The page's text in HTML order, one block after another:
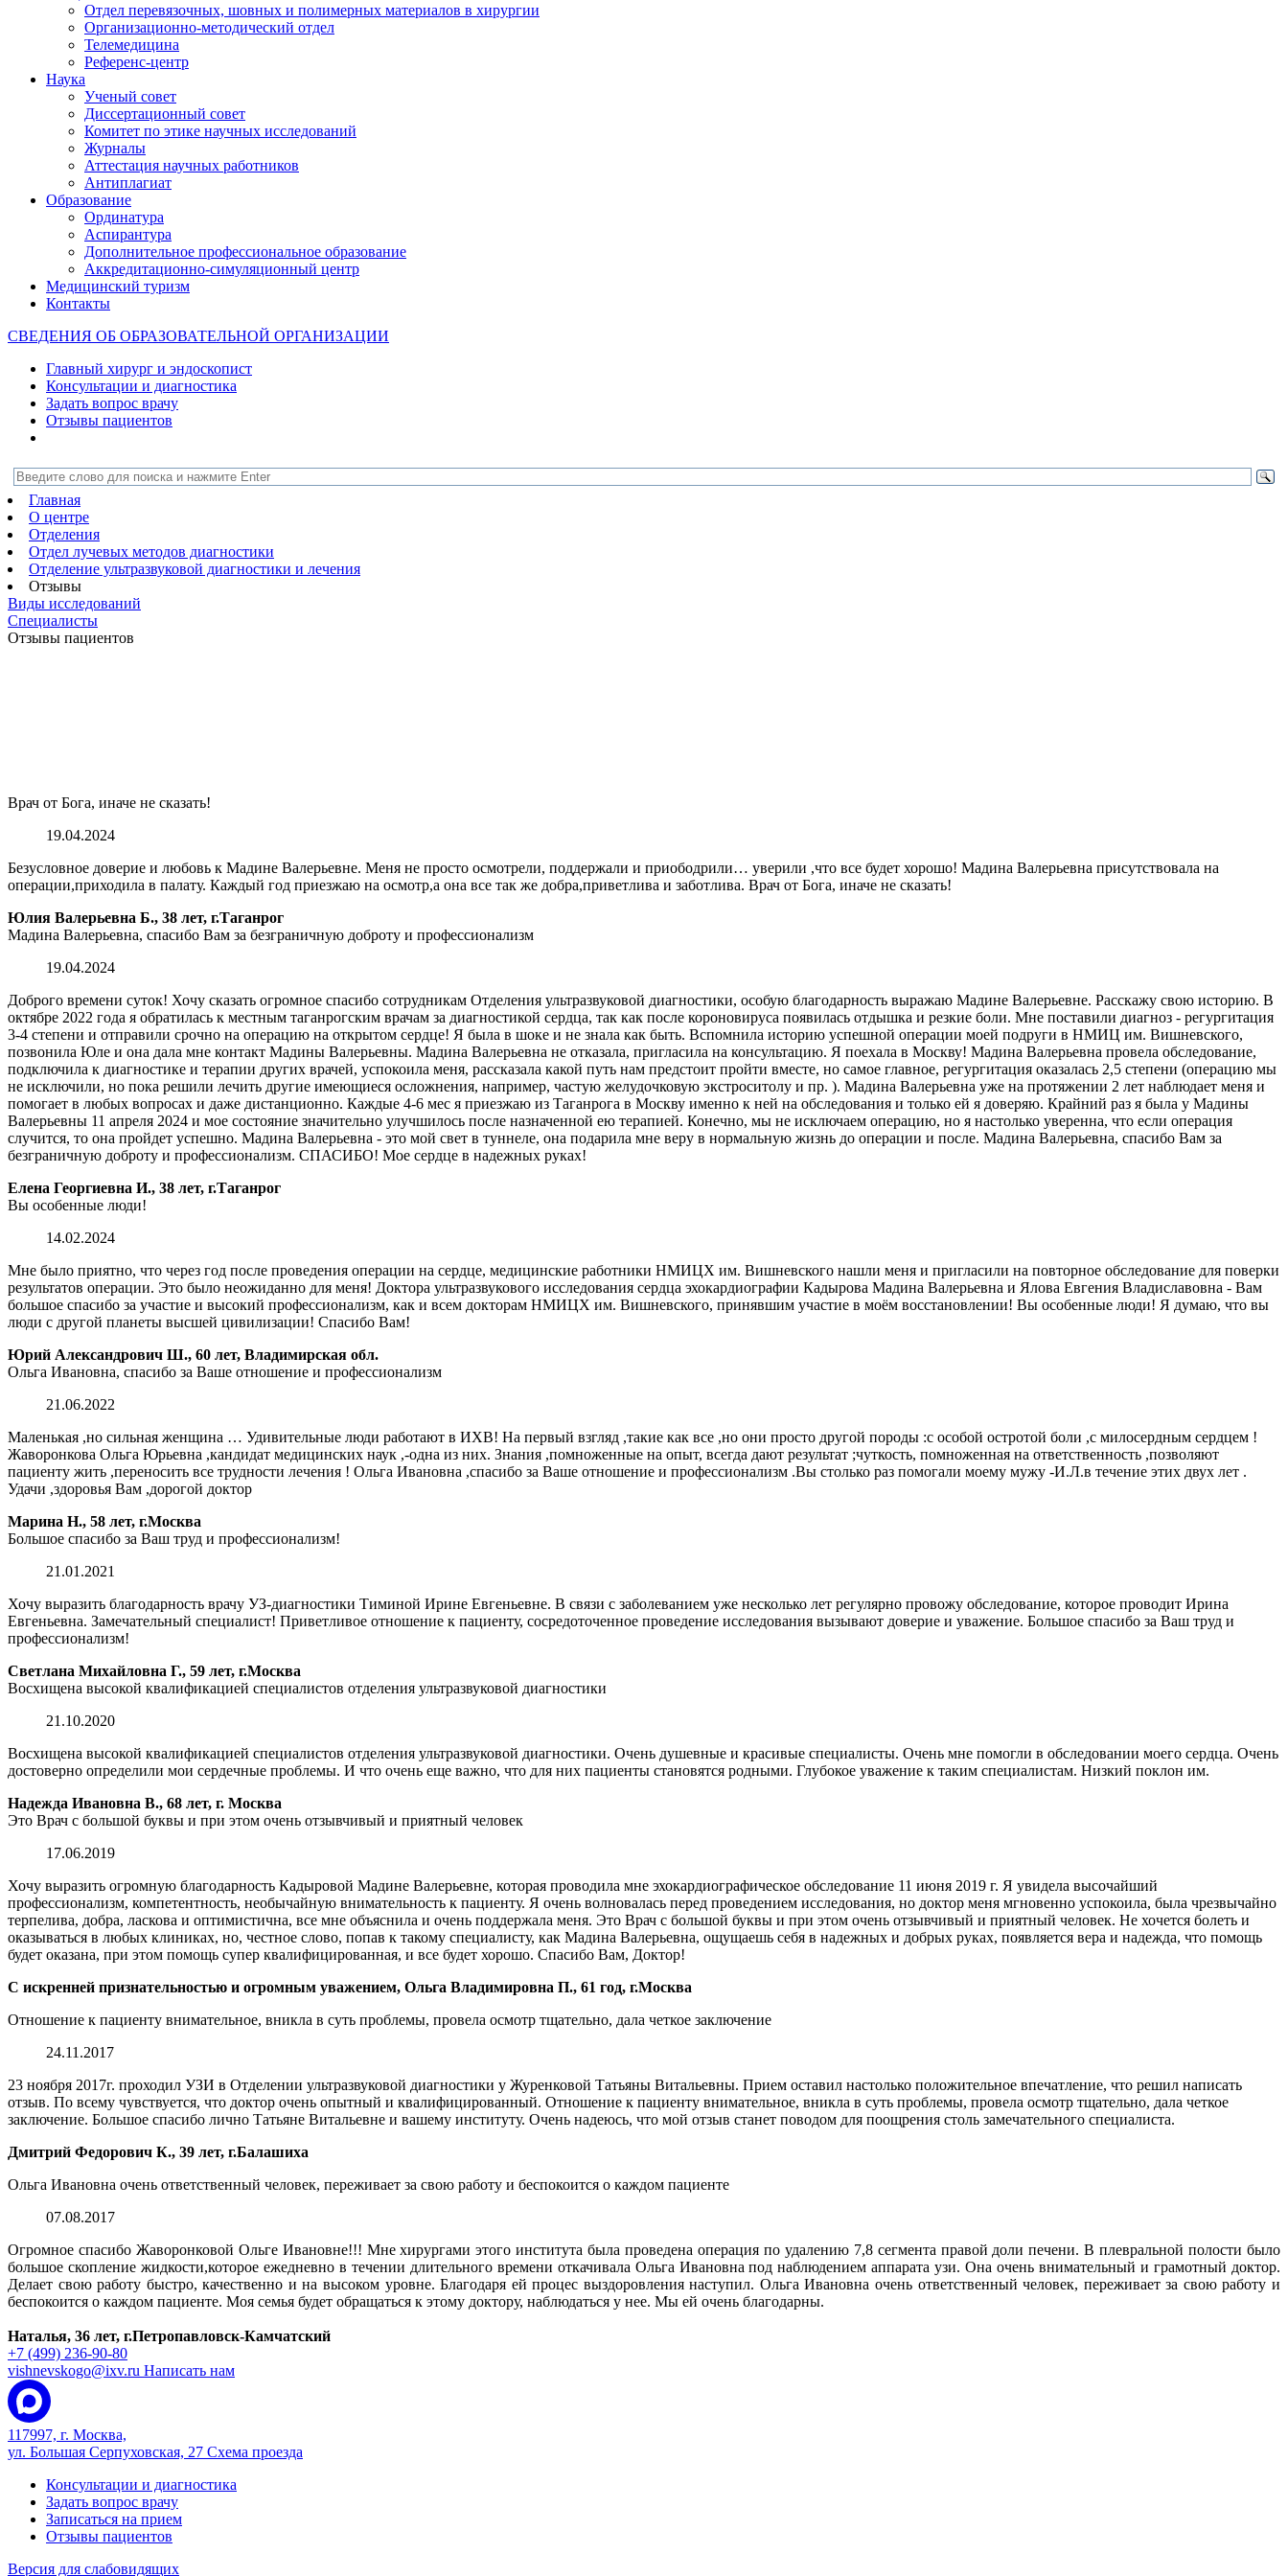
Отдел перевязочных, шовных и полимерных материалов в хирургии
Организационно-методический отдел
Телемедицина
Референс-центр
Наука
Ученый совет
Диссертационный совет
Комитет по этике научных исследований
Журналы
Аттестация научных работников
Антиплагиат
Образование
Ординатура
Аспирантура
Дополнительное профессиональное образование
Аккредитационно-симуляционный центр
Медицинский туризм
Контакты
СВЕДЕНИЯ ОБ ОБРАЗОВАТЕЛЬНОЙ ОРГАНИЗАЦИИ
Главный хирург и эндоскопист
Консультации и диагностика
Задать вопрос врачу
Отзывы пациентов
Главная
О центре
Отделения
Отдел лучевых методов диагностики
Отделение ультразвуковой диагностики и лечения
Отзывы
Виды исследований
Специалисты
Отзывы пациентов
Врач от Бога, иначе не сказать!
19.04.2024
Безусловное доверие и любовь к Мадине Валерьевне. Меня не просто осмотрели, поддержали и приободрили… уверили ,что все будет хорошо! Мадина Валерьевна присутствовала на
операции,приходила в палату. Каждый год приезжаю на осмотр,а она все так же добра,приветлива и заботлива. Врач от Бога, иначе не сказать!
Юлия Валерьевна Б., 38 лет, г.Таганрог
Мадина Валерьевна, спасибо Вам за безграничную доброту и профессионализм
19.04.2024
Доброго времени суток! Хочу сказать огромное спасибо сотрудникам Отделения ультразвуковой диагностики, особую благодарность выражаю Мадине Валерьевне. Расскажу свою историю. В
октябре 2022 года я обратилась к местным таганрогским врачам за диагностикой сердца, так как после короновируса появилась отдышка и резкие боли. Мне поставили диагноз - регургитация
3-4 степени и отправили срочно на операцию на открытом сердце! Я была в шоке и не знала как быть. Вспомнила историю успешной операции моей подруги в НМИЦ им. Вишневского,
позвонила Юле и она дала мне контакт Мадины Валерьевны. Мадина Валерьевна не отказала, пригласила на консультацию. Я поехала в Москву! Мадина Валерьевна провела обследование,
подключила к диагностике и терапии других врачей, успокоила меня, рассказала какой путь нам предстоит пройти вместе, но самое главное, регургитация оказалась 2,5 степени (операцию мы
не исключили, но пока решили лечить другие имеющиеся осложнения, например, частую желудочковую экстроситолу и пр. ). Мадина Валерьевна уже на протяжении 2 лет наблюдает меня и
помогает в любых вопросах и даже дистанционно. Каждые 4-6 мес я приезжаю из Таганрога в Москву именно к ней на обследования и только ей я доверяю. Крайний раз я была у Мадины
Валерьевны 11 апреля 2024 и мое состояние значительно улучшилось после назначенной ею терапией. Конечно, мы не исключаем операцию, но я настолько уверенна, что если операция
случится, то она пройдет успешно. Мадина Валерьевна - это мой свет в туннеле, она подарила мне веру в нормальную жизнь до операции и после. Мадина Валерьевна, спасибо Вам за
безграничную доброту и профессионализм. СПАСИБО! Мое сердце в надежных руках!
Елена Георгиевна И., 38 лет, г.Таганрог
Вы особенные люди!
14.02.2024
Мне было приятно, что через год после проведения операции на сердце, медицинские работники НМИЦХ им. Вишневского нашли меня и пригласили на повторное обследование для поверки
результатов операции. Это было неожиданно для меня! Доктора ультразвукового исследования сердца эхокардиографии Кадырова Мадина Валерьевна и Ялова Евгения Владиславовна - Вам
большое спасибо за участие и высокий профессионализм, как и всем докторам НМИЦХ им. Вишневского, принявшим участие в моём восстановлении! Вы особенные люди! Я думаю, что вы
люди с другой планеты высшей цивилизации! Спасибо Вам!
Юрий Александрович Ш., 60 лет, Владимирская обл.
Ольга Ивановна, спасибо за Ваше отношение и профессионализм
21.06.2022
Маленькая ,но сильная женщина … Удивительные люди работают в ИХВ! На первый взгляд ,такие как все ,но они просто другой породы :с особой остротой боли ,с милосердным сердцем !
Жаворонкова Ольга Юрьевна ,кандидат медицинских наук ,-одна из них. Знания ,помноженные на опыт, всегда дают результат ;чуткость, помноженная на ответственность ,позволяют
пациенту жить ,переносить все трудности лечения ! Ольга Ивановна ,спасибо за Ваше отношение и профессионализм .Вы столько раз помогали моему мужу -И.Л.в течение этих двух лет .
Удачи ,здоровья Вам ,дорогой доктор
Марина Н., 58 лет, г.Москва
Большое спасибо за Ваш труд и профессионализм!
21.01.2021
Хочу выразить благодарность врачу УЗ-диагностики Тиминой Ирине Евгеньевне. В связи с заболеванием уже несколько лет регулярно провожу обследование, которое проводит Ирина
Евгеньевна. Замечательный специалист! Приветливое отношение к пациенту, сосредоточенное проведение исследования вызывают доверие и уважение. Большое спасибо за Ваш труд и
профессионализм!
Светлана Михайловна Г., 59 лет, г.Москва
Восхищена высокой квалификацией специалистов отделения ультразвуковой диагностики
21.10.2020
Восхищена высокой квалификацией специалистов отделения ультразвуковой диагностики. Очень душевные и красивые специалисты. Очень мне помогли в обследовании моего сердца. Очень
достоверно определили мои сердечные проблемы. И что очень еще важно, что для них пациенты становятся родными. Глубокое уважение к таким специалистам. Низкий поклон им.
Надежда Ивановна В., 68 лет, г. Москва
Это Врач с большой буквы и при этом очень отзывчивый и приятный человек
17.06.2019
Хочу выразить огромную благодарность Кадыровой Мадине Валерьевне, которая проводила мне эхокардиографическое обследование 11 июня 2019 г. Я увидела высочайший
профессионализм, компетентность, необычайную внимательность к пациенту. Я очень волновалась перед проведением исследования, но доктор меня мгновенно успокоила, была чрезвычайно
терпелива, добра, ласкова и оптимистична, все мне объяснила и очень поддержала меня. Это Врач с большой буквы и при этом очень отзывчивый и приятный человек. Не хочется болеть и
оказываться в любых клиниках, но, честное слово, попав к такому специалисту, как Мадина Валерьевна, ощущаешь себя в надежных и добрых руках, появляется вера и надежда, что помощь
будет оказана, при этом помощь супер квалифицированная, и все будет хорошо. Спасибо Вам, Доктор!
С искренней признательностью и огромным уважением, Ольга Владимировна П., 61 год, г.Москва
Отношение к пациенту внимательное, вникла в суть проблемы, провела осмотр тщательно, дала четкое заключение
24.11.2017
23 ноября 2017г. проходил УЗИ в Отделении ультразвуковой диагностики у Журенковой Татьяны Витальевны. Прием оставил настолько положительное впечатление, что решил написать
отзыв. По всему чувствуется, что доктор очень опытный и квалифицированный. Отношение к пациенту внимательное, вникла в суть проблемы, провела осмотр тщательно, дала четкое
заключение. Большое спасибо лично Татьяне Витальевне и вашему институту. Очень надеюсь, что мой отзыв станет поводом для поощрения столь замечательного специалиста.
Дмитрий Федорович К., 39 лет, г.Балашиха
Ольга Ивановна очень ответственный человек, переживает за свою работу и беспокоится о каждом пациенте
07.08.2017
Огромное спасибо Жаворонковой Ольге Ивановне!!! Мне хирургами этого института была проведена операция по удалению 7,8 сегмента правой доли печени. В плевральной полости было
большое скопление жидкости,которое ежедневно в течении длительного времени откачивала Ольга Ивановна под наблюдением аппарата узи. Она очень внимательный и грамотный доктор.
Делает свою работу быстро, качественно и на высоком уровне. Благодаря ей процес выздоровления наступил. Ольга Ивановна очень ответственный человек, переживает за свою работу и
беспокоится о каждом пациенте. Моя семья будет обращаться к этому доктору, наблюдаться у нее. Мы ей очень благодарны.
Наталья, 36 лет, г.Петропавловск-Камчатский
+7 (499) 236-90-80
vishnevskogo@ixv.ru Написать нам
117997, г. Москва,
ул. Большая Серпуховская, 27 Схема проезда
Консультации и диагностика
Задать вопрос врачу
Записаться на прием
Отзывы пациентов
Версия для слабовидящих